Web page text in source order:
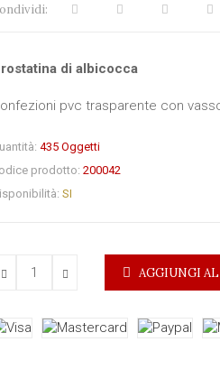
di albicocca
pvc trasparente con
435 Oggetti
prodotto: 200042
SI
AGGIUNGI